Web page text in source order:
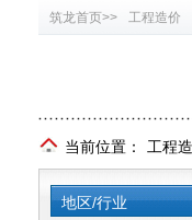
筑龙首页>> 工程造价
当前位置： 工程
地区/行业